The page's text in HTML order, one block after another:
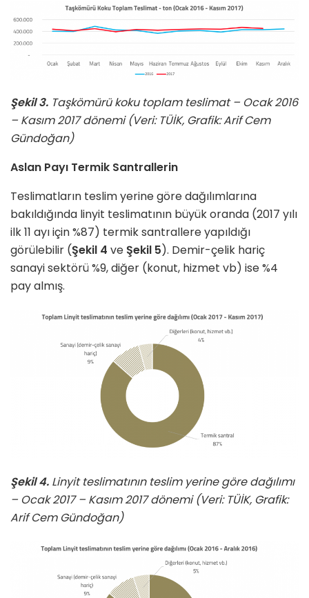
Şekil 3. Taşkömürü koku toplam teslimat – Ocak 2016
– Kasım 2017 dönemi (Veri: TÜİK, Grafik: Arif Cem
Gündoğan)
Aslan Payı Termik Santrallerin
Teslimatların teslim yerine göre dağılımlarına
bakıldığında linyit teslimatının büyük oranda (2017 yılı
ilk 11 ayı için %87) termik santrallere yapıldığı
görülebilir (Şekil 4 ve Şekil 5). Demir-çelik hariç
sanayi sektörü %9, diğer (konut, hizmet vb) ise %4
pay almış.
Şekil 4. Linyit teslimatının teslim yerine göre dağılımı
– Ocak 2017 – Kasım 2017 dönemi (Veri: TÜİK, Grafik:
Arif Cem Gündoğan)